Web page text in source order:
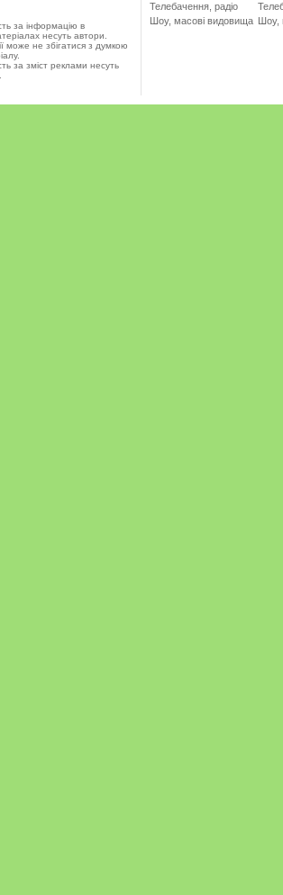
за інформацію в
несуть автори.
може не збігатися з думкою
за зміст реклами несуть
Телебачення, радіо
Шоу, масові видовища Шоу,